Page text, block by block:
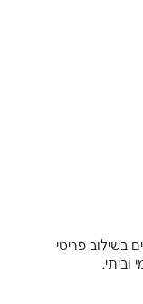
בשילוב פריטי
וביתי.